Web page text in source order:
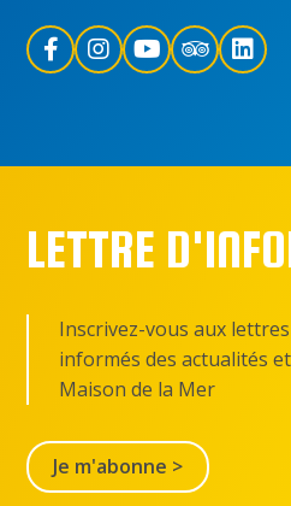
LETTRE
Inscrivez-vous aux
informés des actualités
Maison de la Mer
Je m'abonne >